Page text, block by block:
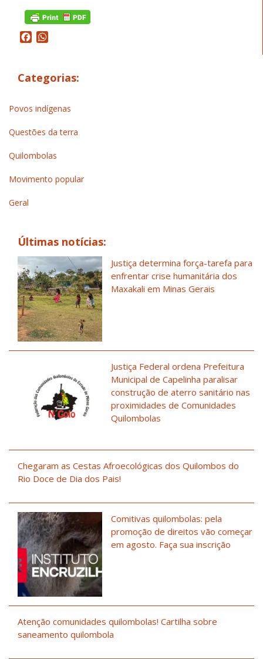
Facebook
Categorias:
Povos indígenas
Questões da terra
Quilombolas
Movimento popular
Geral
Últimas notícias:
Justiça determina força-tarefa para
enfrentar crise humanitária dos
Maxakali em Minas Gerais
Justiça Federal ordena Prefeitura
Municipal de Capelinha paralisar
construção de aterro sanitário nas
proximidades de Comunidades
Quilombolas
Chegaram as Cestas Afroecológicas dos Quilombos do
Rio Doce de Dia dos Pais!
Comitivas quilombolas: pela
promoção de direitos vão começar
em agosto. Faça sua inscrição
Atenção comunidades quilombolas! Cartilha sobre
saneamento quilombola